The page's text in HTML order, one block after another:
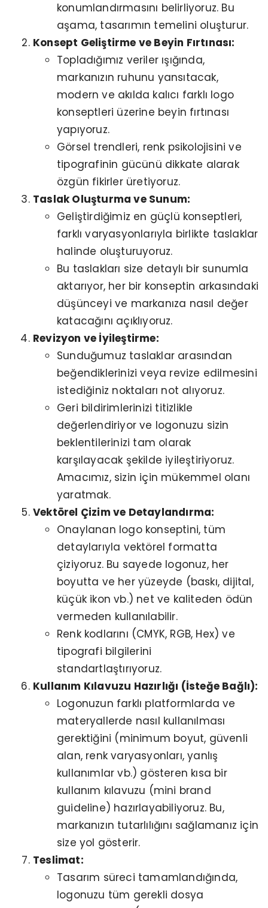
konumlandırmasını belirliyoruz. Bu
aşama, tasarımın temelini oluşturur.
Konsept Geliştirme ve Beyin Fırtınası:
Topladığımız veriler ışığında,
markanızın ruhunu yansıtacak,
modern ve akılda kalıcı farklı logo
konseptleri üzerine beyin fırtınası
yapıyoruz.
Görsel trendleri, renk psikolojisini ve
tipografinin gücünü dikkate alarak
özgün fikirler üretiyoruz.
Taslak Oluşturma ve Sunum:
Geliştirdiğimiz en güçlü konseptleri,
farklı varyasyonlarıyla birlikte taslaklar
halinde oluşturuyoruz.
Bu taslakları size detaylı bir sunumla
aktarıyor, her bir konseptin arkasındaki
düşünceyi ve markanıza nasıl değer
katacağını açıklıyoruz.
Revizyon ve İyileştirme:
Sunduğumuz taslaklar arasından
beğendiklerinizi veya revize edilmesini
istediğiniz noktaları not alıyoruz.
Geri bildirimlerinizi titizlikle
değerlendiriyor ve logonuzu sizin
beklentilerinizi tam olarak
karşılayacak şekilde iyileştiriyoruz.
Amacımız, sizin için mükemmel olanı
yaratmak.
Vektörel Çizim ve Detaylandırma:
Onaylanan logo konseptini, tüm
detaylarıyla vektörel formatta
çiziyoruz. Bu sayede logonuz, her
boyutta ve her yüzeyde (baskı, dijital,
küçük ikon vb.) net ve kaliteden ödün
vermeden kullanılabilir.
Renk kodlarını (CMYK, RGB, Hex) ve
tipografi bilgilerini
standartlaştırıyoruz.
Kullanım Kılavuzu Hazırlığı (İsteğe Bağlı):
Logonuzun farklı platformlarda ve
materyallerde nasıl kullanılması
gerektiğini (minimum boyut, güvenli
alan, renk varyasyonları, yanlış
kullanımlar vb.) gösteren kısa bir
kullanım kılavuzu (mini brand
guideline) hazırlayabiliyoruz. Bu,
markanızın tutarlılığını sağlamanız için
size yol gösterir.
Teslimat:
Tasarım süreci tamamlandığında,
logonuzu tüm gerekli dosya